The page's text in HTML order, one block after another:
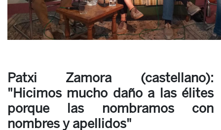
Patxi Zamora (castellano):
"Hicimos mucho daño a las élites
porque las nombramos con
nombres y apellidos"